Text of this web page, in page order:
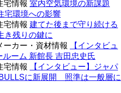
宅情報 室内空気環境の新課題
宅環境への影響
宅情報 建てた後まで守り続ける
き残りの鍵に
ーカー・資材情報
【インタビュ
ーム 新館長 吉田忠史氏
宅情報
【インタビュー】ジャパ
に新展開 照準は一般層に